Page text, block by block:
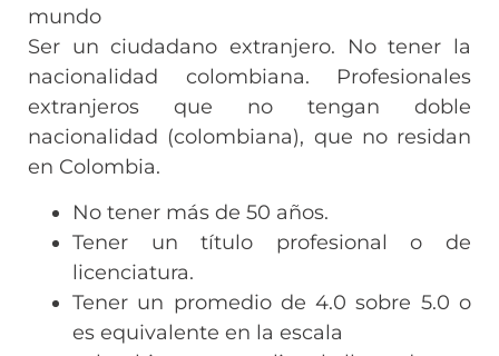
mundo
Ser un ciudadano extranjero. No tener la
nacionalidad colombiana. Profesionales
extranjeros que no tengan doble
nacionalidad (colombiana), que no residan
en Colombia.
No tener más de 50 años.
Tener un título profesional o de
licenciatura.
Tener un promedio de 4.0 sobre 5.0 o
es equivalente en la escala